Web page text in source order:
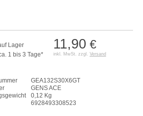
11,90 €
inkl. MwSt. zzgl. Versand
Lager
1 bis 3 Tage*
GEA132S30X6GT
GENS ACE
0,12 Kg
6928493308523